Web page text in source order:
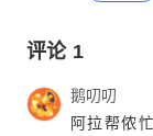
评论 1
鹅叨叨
阿拉帮侬